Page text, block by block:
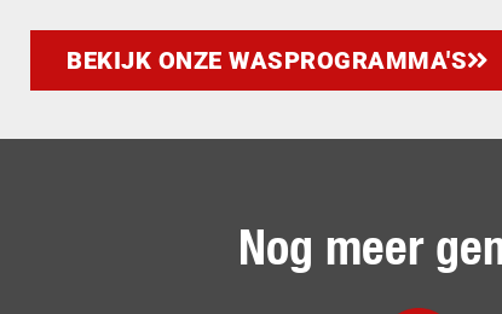
BEKIJK ONZE WASPROGRAMMA'S
Nog meer